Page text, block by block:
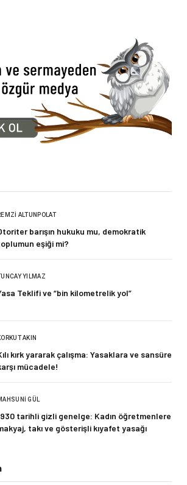
ALTUNPOLAT
barışın hukuku mu, demokratik
eşiği mi?
TUNCAY YILMAZ
Teklifi ve “bin kilometrelik yol”
AKIN
kırk yararak çalışma: Yasaklara ve sansüre
mücadele!
GÜL
tarihli gizli genelge: Kadın öğretmenlere
takı ve gösterişli kıyafet yasağı